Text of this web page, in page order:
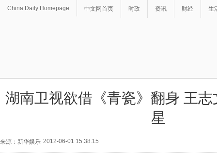
China Daily Homepage 中文网首页 时政 资讯 财经 生
湖南卫视欲借《青瓷》翻身 王
星
来源：新华娱乐 2012-06-01 15:38:15